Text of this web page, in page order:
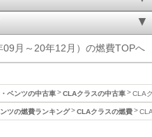
月～20年12月）の燃費TOPへ
ベンツの中古車 CLAクラスの中古車 CLA
ツの燃費ランキング CLAクラスの燃費